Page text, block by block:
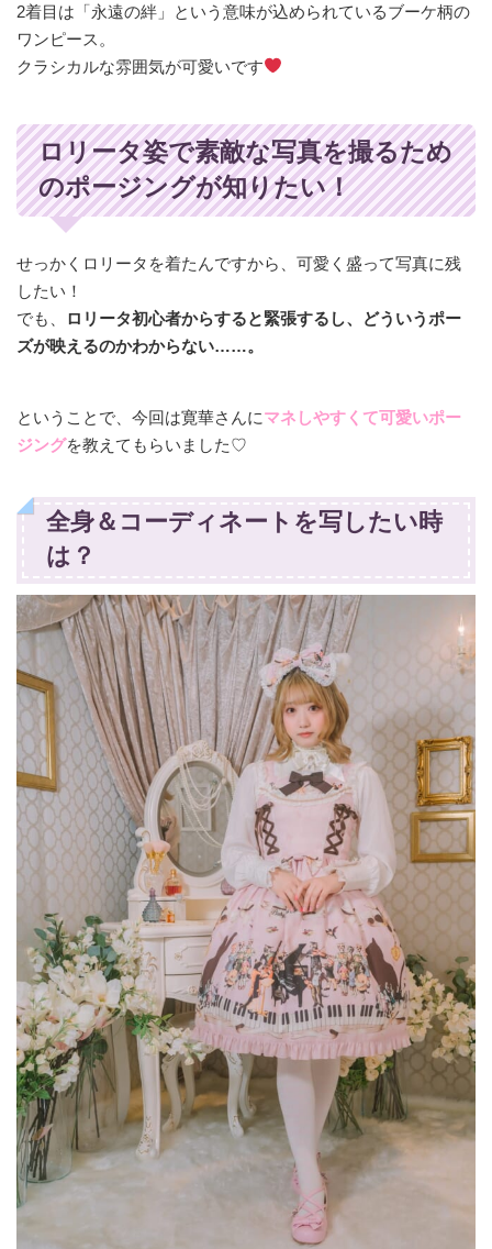
2着目は「永遠の絆」という意味が込められているブーケ柄の
ワンピース。
クラシカルな雰囲気が可愛いです
ロリータ姿で素敵な写真を撮るため
のポージングが知りたい！
せっかくロリータを着たんですから、可愛く盛って写真に残
したい！
でも、
ロリータ初心者からすると緊張するし、どういうポー
ズが映えるのかわからない……。
ということで、今回は寛華さんにマネしやすくて可愛いポー
ジングを教えてもらいました♡
全身＆コーディネートを写したい時
は？